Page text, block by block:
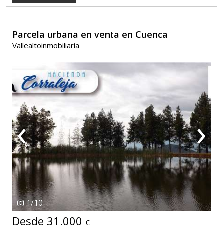
Parcela urbana en venta en Cuenca
Vallealtoinmobiliaria
‹ ›
1/10
Desde 31.000 €